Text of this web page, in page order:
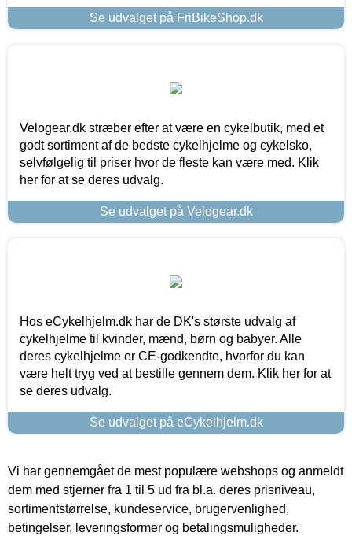
Se udvalget på FriBikeShop.dk
Velogear.dk stræber efter at være en cykelbutik, med et
godt sortiment af de bedste cykelhjelme og cykelsko,
selvfølgelig til priser hvor de fleste kan være med. Klik
her for at se deres udvalg.
Se udvalget på Velogear.dk
Hos eCykelhjelm.dk har de DK's største udvalg af
cykelhjelme til kvinder, mænd, børn og babyer. Alle
deres cykelhjelme er CE-godkendte, hvorfor du kan
være helt tryg ved at bestille gennem dem. Klik her for at
se deres udvalg.
Se udvalget på eCykelhjelm.dk
Vi har gennemgået de mest populære webshops og anmeldt
dem med stjerner fra 1 til 5 ud fra bl.a. deres prisniveau,
sortimentstørrelse, kundeservice, brugervenlighed,
betingelser, leveringsformer og betalingsmuligheder.